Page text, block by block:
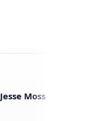
Jesse Moss